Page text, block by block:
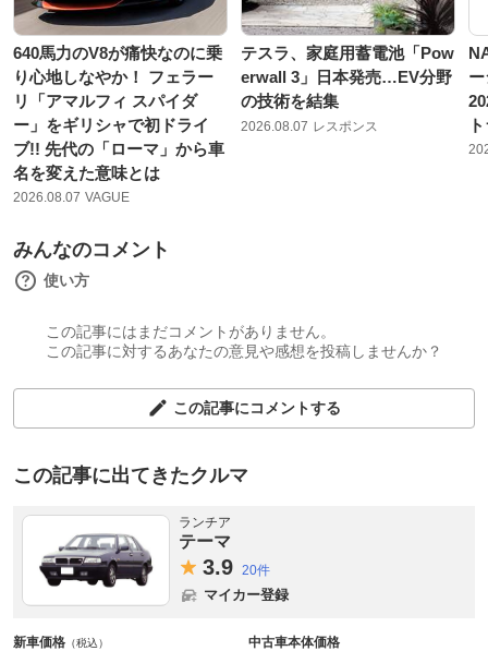
640馬力のV8が痛快なのに乗
り心地しなやか！ フェラー
リ「アマルフィ スパイダ
ー」をギリシャで初ドライ
ブ!! 先代の「ローマ」から車
名を変えた意味とは
2026.08.07 VAGUE
テスラ、家庭用蓄電池「Pow
erwall 3」日本発売…EV分野
の技術を結集
2026.08.07 レスポンス
みんなのコメント
使い方
この記事にはまだコメントがありません。
この記事に対するあなたの意見や感想を投稿しませんか？
この記事にコメントする
この記事に出てきたクルマ
ランチア
テーマ
3.9 20件
マイカー登録
新車価格 （税込） 中古車本体価格